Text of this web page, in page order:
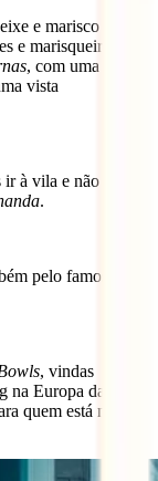
e marisco fresco
e marisqueiras são
, com uma
vista
ir à vila e não
.
pelo famoso pão
, vindas
na Europa das
quem está na